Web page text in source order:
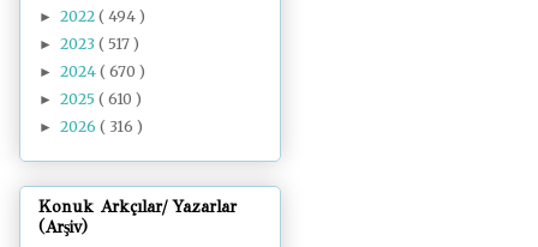
► 2022 ( 494 )
► 2023 ( 517 )
► 2024 ( 670 )
► 2025 ( 610 )
► 2026 ( 316 )
Konuk Arkçılar/ Yazarlar
(Arşiv)